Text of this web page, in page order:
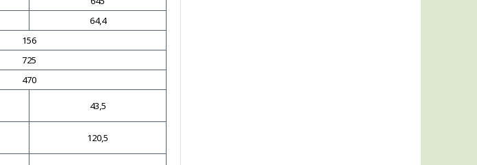
64,4
156
725
470
43,5
120,5